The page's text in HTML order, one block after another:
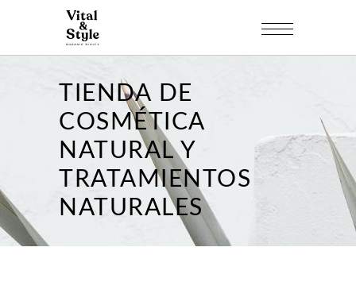
TIENDA DE
COSMÉTICA
NATURAL Y
TRATAMIENTOS
NATURALES